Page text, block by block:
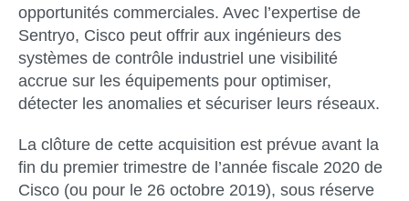
opportunités commerciales. Avec l’expertise de
Sentryo, Cisco peut offrir aux ingénieurs des
systèmes de contrôle industriel une visibilité
accrue sur les équipements pour optimiser,
détecter les anomalies et sécuriser leurs réseaux.
La clôture de cette acquisition est prévue avant la
fin du premier trimestre de l’année fiscale 2020 de
Cisco (ou pour le 26 octobre 2019), sous réserve